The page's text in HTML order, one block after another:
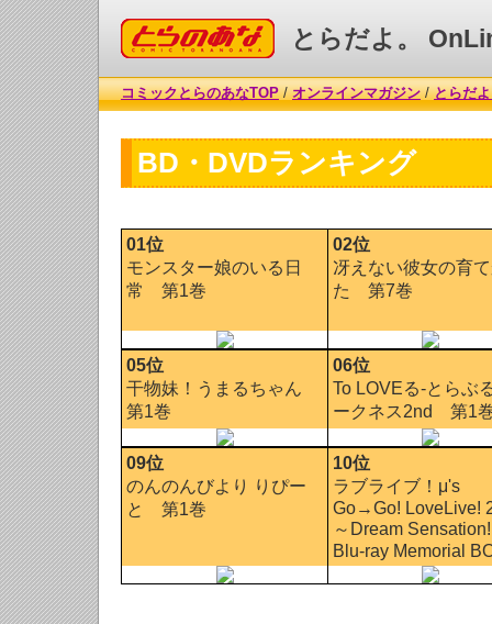
コミックとらのあな とらだよ。
コミックとらのあなTOP/オンラインマガジン/とらだ
BD・DVDランキング
01位
モンスター娘のいる日
常 第1巻
02位
冴えない彼女の育
た 第7巻
05位
干物妹！うまるちゃん
第1巻
06位
To LOVEる-とらぶ
ークネス2nd 第1
09位
のんのんびより りぴー
と 第1巻
10位
ラブライブ！μ's
Go→Go! LoveLive!
～Dream
Blu-ray Memorial